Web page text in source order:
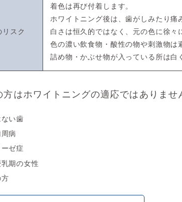
リスク
着色は再び付着します。
ホワイトニング後は、歯がしみたり痛
白さは恒久的ではなく、元の色に徐々
色の濃い飲食物・酸性の物や刺激物は
詰め物・かぶせ物が入っている所は白
方はホワイトニングの適応ではありませ
い歯
病
ゼ症
期の女性